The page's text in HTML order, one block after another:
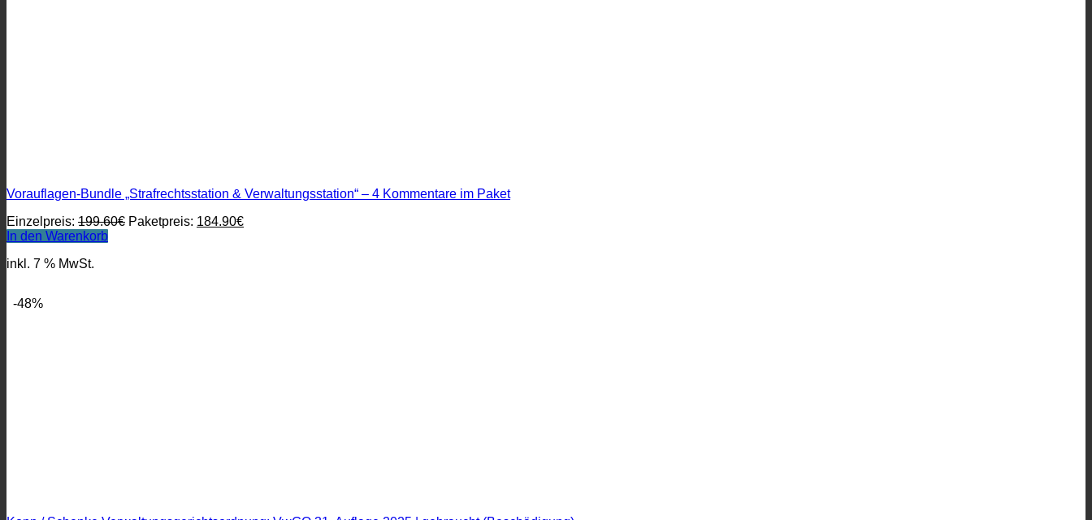
Vorauflagen-Bundle „Strafrechtsstation & Verwaltungsstation“ – 4 Kommentare im Paket
Einzelpreis: 199.60€ Ursprünglicher
Paketpreis: 184.90€Aktueller
In den Warenkorb
inkl. 7 % MwSt.
-48%